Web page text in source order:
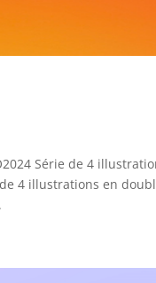
JO2024 Série de 4
4 illustrations en